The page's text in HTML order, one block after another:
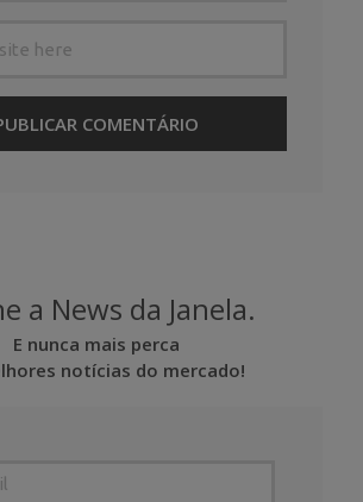
a News da Janela.
E nunca mais perca
notícias do mercado!